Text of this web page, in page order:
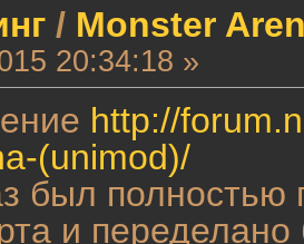
/ Monster
20:34:18 »
http://
(unimod)/
был полностью
и